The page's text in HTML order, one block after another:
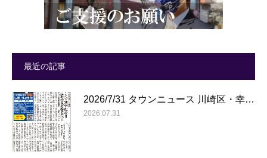
最近の記事
2026/7/31 タウンニュース 川崎区・幸…
2026.07.31